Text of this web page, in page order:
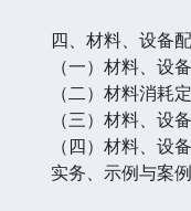
四、材料、设备
（一）材料、设
（二）材料消耗
（三）材料、设
（四）材料、设
实务、示例与案例